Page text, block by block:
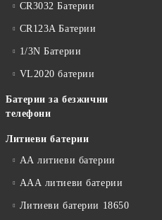
CR3032 Батерии
CR123A Батерии
1/3N Батерии
VL2020 батерии
Батерии за безжични
телефони
Литиеви батерии
АА литиеви батерии
ААА литиеви батерии
Литиеви батерии 18650